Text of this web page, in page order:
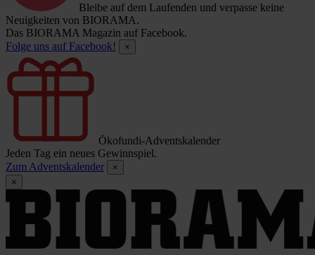
Bleibe auf dem Laufenden und verpasse keine
Neuigkeiten von BIORAMA.
Das BIORAMA Magazin auf Facebook.
Folge uns auf Facebook!
×
Ökofundi-Adventskalender
Jeden Tag ein neues Gewinnspiel.
Zum Adventskalender
×
×